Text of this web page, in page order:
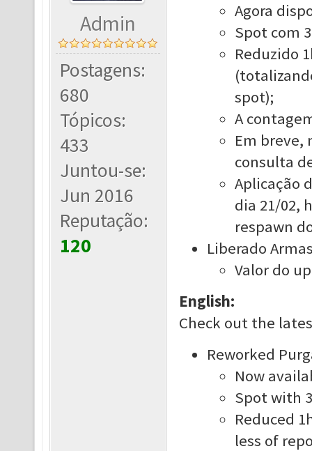
Admin
Postagens:
680
Tópicos:
433
Juntou-se:
Jun 2016
Reputação:
120
Agora
Spot com
Reduzido
spot);
A
Em breve,
consulta
Aplicação
dia 21/02,
respawn
Liberado
Valor do
English:
Check out the
Reworked
Now
Spot with
Reduced
less of